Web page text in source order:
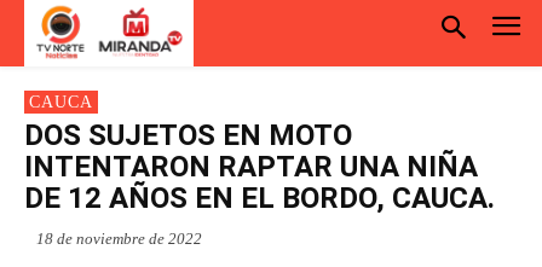
CAUCA
DOS SUJETOS EN MOTO
INTENTARON RAPTAR UNA NIÑA
DE 12 AÑOS EN EL BORDO, CAUCA.
18 de noviembre de 2022